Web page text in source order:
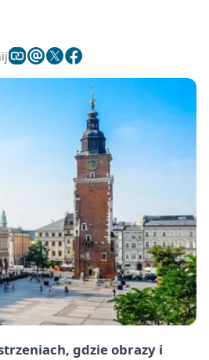
gdzie obrazy i